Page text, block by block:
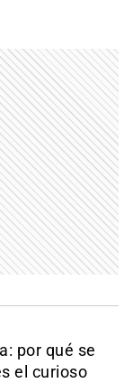
por qué se
el curioso